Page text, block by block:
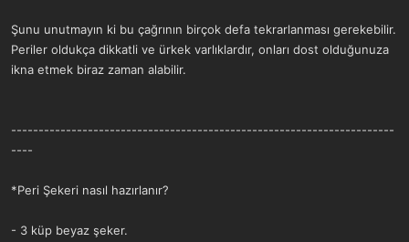
Şunu unutmayın ki bu çağrının birçok defa tekrarlanması gerekebilir.
Periler oldukça dikkatli ve ürkek varlıklardır, onları dost olduğunuza
ikna etmek biraz zaman alabilir.
----------------------------------------------------------------------
----
*Peri Şekeri nasıl hazırlanır?
- 3 küp beyaz şeker.